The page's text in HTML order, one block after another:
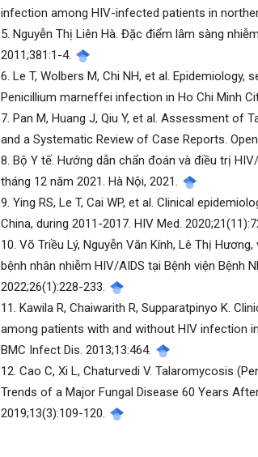
infection among HIV-infected patients in
5. Nguyễn Thị Liên Hà. Đặc điểm lâm sàng
2011;381:1-4.
6. Le T, Wolbers M, Chi NH, et al.
Penicillium marneffei infection in Ho Chi Minh
7. Pan M, Huang J, Qiu Y, et al. Assessment
and a Systematic Review of Case Reports.
8. Bộ Y tế. Hướng dẫn chẩn đoán và điều trị
tháng 12 năm 2021. Hà Nội, 2021.
9. Ying RS, Le T, Cai WP, et al. Clinical
China, during 2011-2017. HIV Med.
10. Võ Triều Lý, Nguyễn Văn Kính, Lê Thị
bệnh nhân nhiễm HIV/AIDS tại Bệnh viện Bệnh
2022;26(1):228-233.
11. Kawila R, Chaiwarith R, Supparatpinyo K.
among patients with and without HIV infection
BMC Infect Dis. 2013;13:464.
12. Cao C, Xi L, Chaturvedi V. Talaromycosis
Trends of a Major Fungal Disease 60 Years
2019;13(3):109-120.